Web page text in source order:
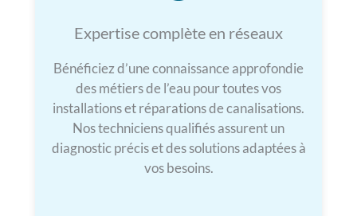
Expertise complète en réseaux
Bénéficiez d’une connaissance approfondie
des métiers de l’eau pour toutes vos
installations et réparations de canalisations.
Nos techniciens qualifiés assurent un
diagnostic précis et des solutions adaptées à
vos besoins.